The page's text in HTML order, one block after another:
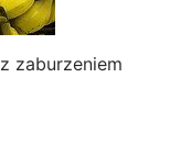
zaburzeniem